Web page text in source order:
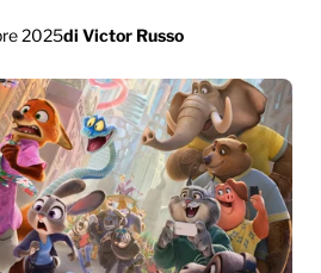
2025di Victor Russo